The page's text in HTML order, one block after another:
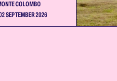
COLOMBO
SEPTEMBER 2026